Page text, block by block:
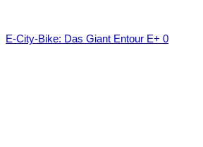
E-City-Bike: Das Giant Entour E+ 0